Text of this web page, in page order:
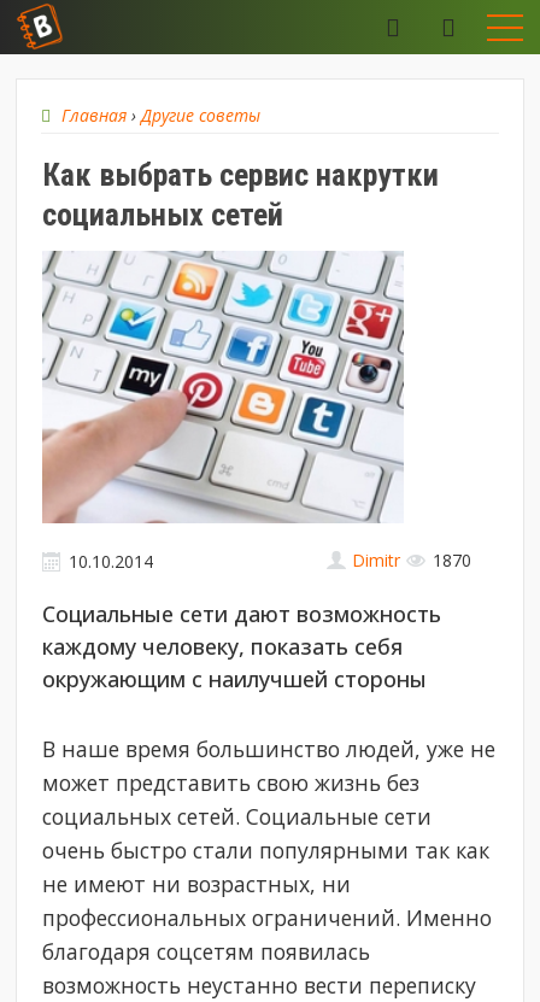
Главная ›Другие советы
Как выбрать сервис накрутки
социальных сетей
10.10.2014 1870
Dimitr
Социальные сети дают возможность
каждому человеку, показать себя
окружающим с наилучшей стороны
В наше время большинство людей, уже не
может представить свою жизнь без
социальных сетей. Социальные сети
очень быстро стали популярными так как
не имеют ни возрастных, ни
профессиональных ограничений. Именно
благодаря соцсетям появилась
возможность неустанно вести переписку